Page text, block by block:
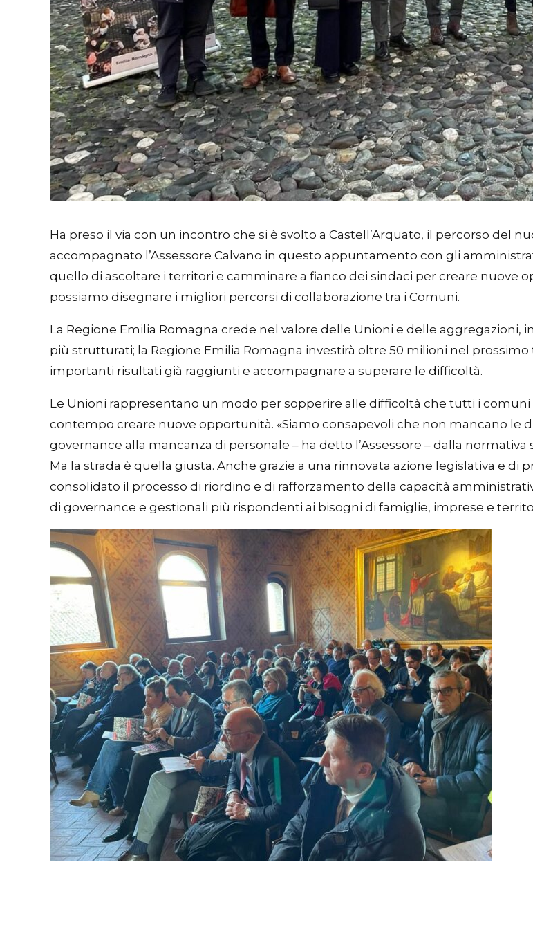
Ha preso il via con un incontro che si è svolto a Castell’Arquato, il percorso del
accompagnato l’Assessore Calvano in questo appuntamento con gli
quello di ascoltare i territori e camminare a fianco dei sindaci per creare nuove
possiamo disegnare i migliori percorsi di collaborazione tra i Comuni.
La Regione Emilia Romagna crede nel valore delle Unioni e delle
più strutturati; la Regione Emilia Romagna investirà oltre 50 milioni nel
importanti risultati già raggiunti e accompagnare a superare le difficoltà.
Le Unioni rappresentano un modo per sopperire alle difficoltà che tutti i
contempo creare nuove opportunità. «Siamo consapevoli che non mancano le
governance alla mancanza di personale – ha detto l’Assessore – dalla
Ma la strada è quella giusta. Anche grazie a una rinnovata azione legislativa e
consolidato il processo di riordino e di rafforzamento della capacità
di governance e gestionali più rispondenti ai bisogni di famiglie, imprese e